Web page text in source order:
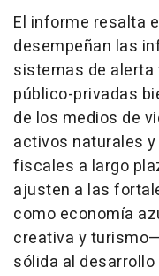
El informe resalta
desempeñan las
sistemas de
público-privadas
de los medios de
activos naturales
fiscales a largo
ajusten a las
como economía
creativa y
sólida al